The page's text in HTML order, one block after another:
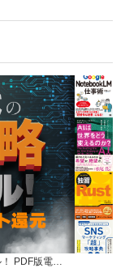
PDF版電…